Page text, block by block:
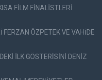
FİLM FİNALİSTLERİ
FERZAN ÖZPETEK VE VAHİDE
İLK GÖSTERİSİNİ DENİZ